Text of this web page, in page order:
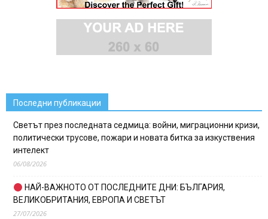
Последни публикации
Светът през последната седмица: войни, миграционни кризи,
политически трусове, пожари и новата битка за изкуствения
интелект
06/08/2026
НАЙ-ВАЖНОТО ОТ ПОСЛЕДНИТЕ ДНИ: БЪЛГАРИЯ,
ВЕЛИКОБРИТАНИЯ, ЕВРОПА И СВЕТЪТ
27/07/2026